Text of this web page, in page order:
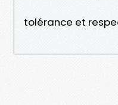
tolérance et